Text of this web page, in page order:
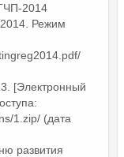
2014
Режим
[Электронный
1.zip/ (дата
развития